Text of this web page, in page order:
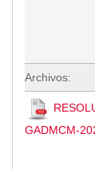
Archivos:
GADMCM-
Eventos
Comunicados
Socializaciones